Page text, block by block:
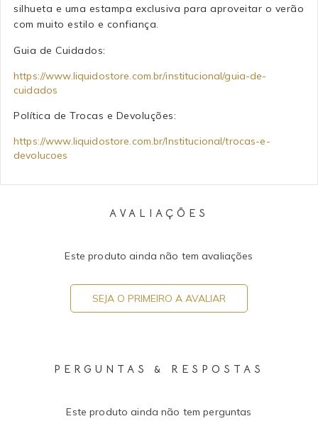
silhueta e uma estampa exclusiva para aproveitar o verão
com muito estilo e confiança.
Guia de Cuidados:
https://www.liquidostore.com.br/institucional/guia-de-
cuidados
Política de Trocas e Devoluções:
https://www.liquidostore.com.br/Institucional/trocas-e-
devolucoes
AVALIAÇÕES
Este produto ainda não tem avaliações
SEJA O PRIMEIRO A AVALIAR
PERGUNTAS & RESPOSTAS
Este produto ainda não tem perguntas